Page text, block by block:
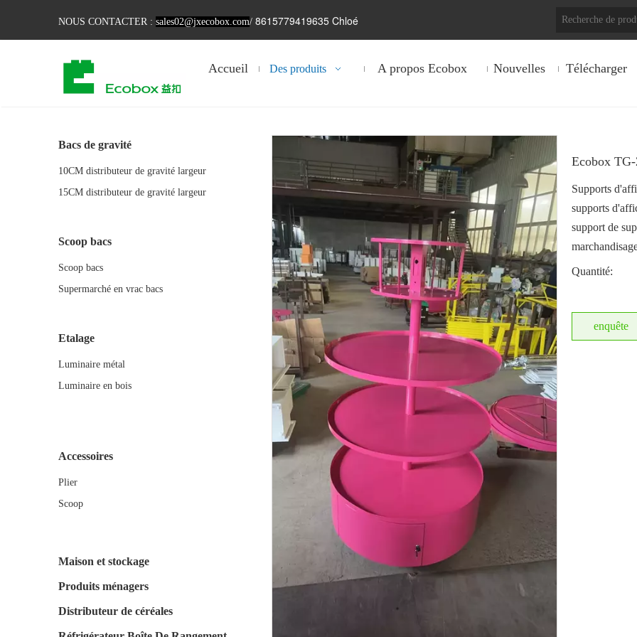
NOUS CONTACTER : sales02@jxecobox.com/ 8615779419635 Chloé
Accueil Des produits A propos Ecobox Nouvelles Télécharger
Bacs de gravité
10CM distributeur de gravité largeur
15CM distributeur de gravité largeur
Scoop bacs
Scoop bacs
Supermarché en vrac bacs
Etalage
Luminaire métal
Luminaire en bois
Accessoires
Plier
Scoop
Maison et stockage
Produits ménagers
Distributeur de céréales
Ecobox
Supports
supports
support de
Quantité:
enquête